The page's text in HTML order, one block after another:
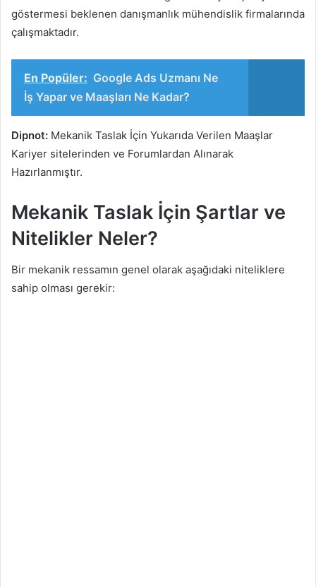
göstermesi beklenen danışmanlık mühendislik firmalarında
çalışmaktadır.
En Popüler: Google Ads Uzmanı Ne
İş Yapar ve Maaşları Ne Kadar?
Dipnot: Mekanik Taslak İçin Yukarıda Verilen Maaşlar
Kariyer sitelerinden ve Forumlardan Alınarak
Hazırlanmıştır.
Mekanik Taslak İçin Şartlar ve
Nitelikler Neler?
Bir mekanik ressamın genel olarak aşağıdaki niteliklere
sahip olması gerekir: